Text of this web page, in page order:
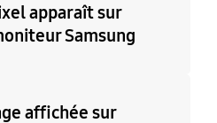
apparaît sur
Samsung
affichée sur